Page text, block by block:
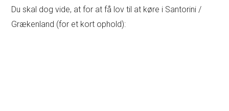
Du skal dog vide, at for at få lov til at køre i Santorini /
Grækenland (for et kort ophold):